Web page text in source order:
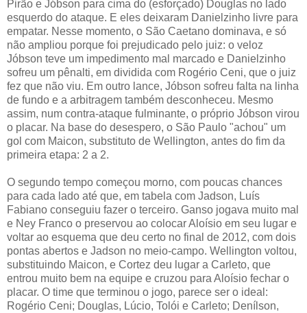
Pirão e Jóbson para cima do (esforçado) Douglas no lado
esquerdo do ataque. E eles deixaram Danielzinho livre para
empatar. Nesse momento, o São Caetano dominava, e só
não ampliou porque foi prejudicado pelo juiz: o veloz
Jóbson teve um impedimento mal marcado e Danielzinho
sofreu um pênalti, em dividida com Rogério Ceni, que o juiz
fez que não viu. Em outro lance, Jóbson sofreu falta na linha
de fundo e a arbitragem também desconheceu. Mesmo
assim, num contra-ataque fulminante, o próprio Jóbson virou
o placar. Na base do desespero, o São Paulo "achou" um
gol com Maicon, substituto de Wellington, antes do fim da
primeira etapa: 2 a 2.
O segundo tempo começou morno, com poucas chances
para cada lado até que, em tabela com Jadson, Luís
Fabiano conseguiu fazer o terceiro. Ganso jogava muito mal
e Ney Franco o preservou ao colocar Aloísio em seu lugar e
voltar ao esquema que deu certo no final de 2012, com dois
pontas abertos e Jadson no meio-campo. Wellington voltou,
substituindo Maicon, e Cortez deu lugar a Carleto, que
entrou muito bem na equipe e cruzou para Aloísio fechar o
placar. O time que terminou o jogo, parece ser o ideal:
Rogério Ceni; Douglas, Lúcio, Tolói e Carleto; Denílson,